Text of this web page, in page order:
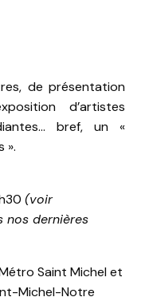
de présentation
d’artistes
bref, un «
».
(voir
nos dernières
Saint Michel et
Michel-Notre